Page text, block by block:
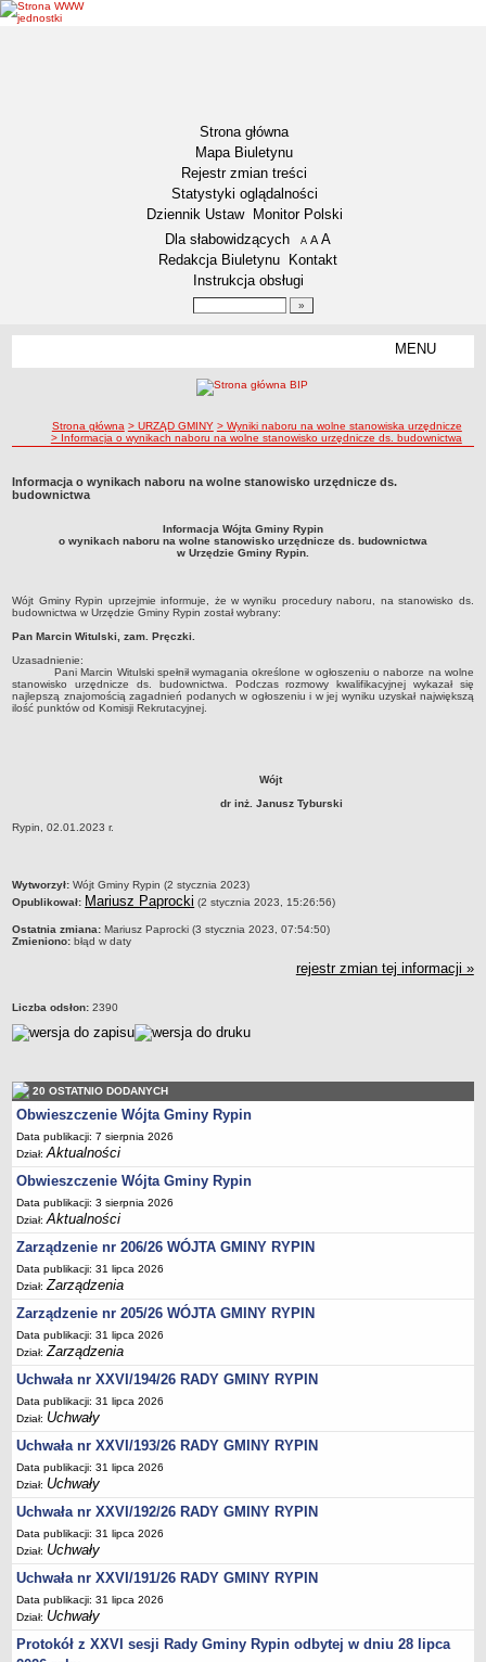
Strona główna
Mapa Biuletynu
Rejestr zmian treści
Statystyki oglądalności
Dziennik Ustaw
Monitor Polski
Menu dodatkowe
Dla słabowidzących A pomniejsz czcionkę
A standardowy rozmiar czcionki
A
Redakcja Biuletynu
Kontakt
Instrukcja obsługi
MENU
Status gminy
Lokalizacja
Insygnia gminy
Zadania publiczne
Realizacja zadań publicznych
Rejestr zbiorów danych osobowych
RODO Klauzule informacyjne
AKTUALNOŚCI I OGŁOSZENIA
Nr konta bankowego, NIP, REGON
Pracownicy urzędu - baza magazynowo - warsztatowa
Regulamin organizacyjny
Regulamin naboru na wolne stanowiska urzędnicze
Ogłoszenia o naborze na wolne stanowiska urzędnicze
Lista kandydatów spełniających wymagania formalne w naborach na
Wyniki naboru na wolne stanowiska urzędnicze
Petycje
Sygnaliści
Galeria
Raporty o stanie dostępności
Wnioski
WŁADZE I STRUKTURA
Struktura organizacyjna
Rada gminy
Wójt
Urząd gminy
Jednostki organizacyjne, GOPS, Instytucja kultury, OSP
Jednostki pomocnicze - sołectwa
Plan pracy komisji rewizyjnej
Sesje Rady Gminy Rypin
PRAWO LOKALNE
Statut
Strategia rozwoju
Uchwały
Projekty uchwał
Protokoły
Imienne wykazy głosowań radnych
ścieżka nawigacji
Strona główna > URZĄD GMINY > Wyniki naboru na wolne stanowiska urzędnicze
> Informacja o wynikach naboru na wolne stanowisko urzędnicze ds. budownictwa
Informacja o wynikach naboru na wolne stanowisko urzędnicze ds.
budownictwa
Informacja Wójta Gminy Rypin
o wynikach naboru na wolne stanowisko urzędnicze ds. budownictwa
w Urzędzie Gminy Rypin.
Wójt Gminy Rypin uprzejmie informuje, że w wyniku procedury naboru, na stanowisko ds.
budownictwa w Urzędzie Gminy Rypin został wybrany:
Pan Marcin Witulski, zam. Pręczki.
Uzasadnienie:
Pani Marcin Witulski spełnił wymagania określone w ogłoszeniu o naborze na wolne
stanowisko urzędnicze ds. budownictwa. Podczas rozmowy kwalifikacyjnej wykazał się
najlepszą znajomością zagadnień podanych w ogłoszeniu i w jej wyniku uzyskał największą
ilość punktów od Komisji Rekrutacyjnej.
Wójt
dr inż. Janusz Tyburski
Rypin, 02.01.2023 r.
metryczka
Wytworzył: Wójt Gminy Rypin (2 stycznia 2023)
Opublikował: Mariusz Paprocki (2 stycznia 2023, 15:26:56)
Ostatnia zmiana: Mariusz Paprocki (3 stycznia 2023, 07:54:50)
Zmieniono: błąd w daty
rejestr zmian tej informacji »
Liczba odsłon: 2390
20 OSTATNIO DODANYCH
Obwieszczenie Wójta Gminy Rypin
Data publikacji: 7 sierpnia 2026
Dział:Aktualności
Obwieszczenie Wójta Gminy Rypin
Data publikacji: 3 sierpnia 2026
Dział:Aktualności
Zarządzenie nr 206/26 WÓJTA GMINY RYPIN
Data publikacji: 31 lipca 2026
Dział:Zarządzenia
Zarządzenie nr 205/26 WÓJTA GMINY RYPIN
Data publikacji: 31 lipca 2026
Dział:Zarządzenia
Uchwała nr XXVI/194/26 RADY GMINY RYPIN
Data publikacji: 31 lipca 2026
Dział: Uchwały
Uchwała nr XXVI/193/26 RADY GMINY RYPIN
Data publikacji: 31 lipca 2026
Dział: Uchwały
Uchwała nr XXVI/192/26 RADY GMINY RYPIN
Data publikacji: 31 lipca 2026
Dział: Uchwały
Uchwała nr XXVI/191/26 RADY GMINY RYPIN
Data publikacji: 31 lipca 2026
Dział: Uchwały
Protokół z XXVI sesji Rady Gminy Rypin odbytej w dniu 28 lipca